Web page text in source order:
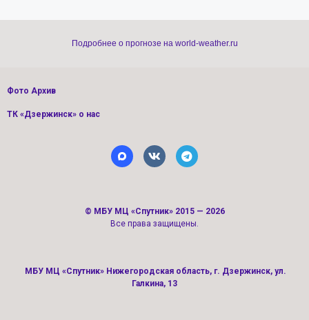
Подробнее о прогнозе на world-weather.ru
Фото Архив
ТК «Дзержинск» о нас
© МБУ МЦ «Спутник» 2015 — 2026
Все права защищены.
МБУ МЦ «Спутник» Нижегородская область, г. Дзержинск, ул.
Галкина, 13